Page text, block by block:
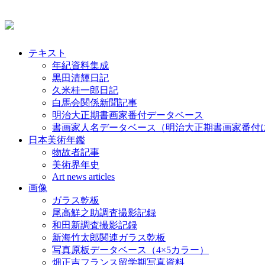
テキスト
年紀資料集成
黒田清輝日記
久米桂一郎日記
白馬会関係新聞記事
明治大正期書画家番付データベース
書画家人名データベース（明治大正期書画家番付
日本美術年鑑
物故者記事
美術界年史
Art news articles
画像
ガラス乾板
尾高鮮之助調査撮影記録
和田新調査撮影記録
新海竹太郎関連ガラス乾板
写真原板データベース（4×5カラー）
畑正吉フランス留学期写真資料